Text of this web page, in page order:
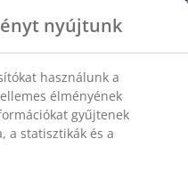
nyújtunk
használunk a
élményének
gyűjtenek
a statisztikák és a